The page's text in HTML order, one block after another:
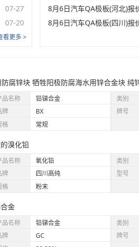
单位
日期
元/吨 08-07
07-27
07-20
看更多 >
8月6日汽车QA极板(河北)报
8月6日汽车QA极板(四川)报
腐锌块 牺牲阳极防腐海水用锌合金块 纯
品名称 铅锑合金 类别
牌
BX 牌号
格
常规
溴化铅
品名称 氧化铅 类别
牌
四川高纯 型号
格
粉末
金
品名称 铅锑合金 类别
牌
GC 牌号